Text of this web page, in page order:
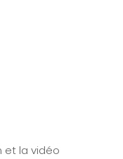
et la vidéo